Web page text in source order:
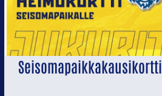
Seisomapaikkakausikortti